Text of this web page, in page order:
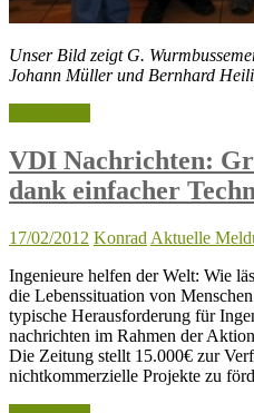
Unser Bild zeigt G.
Johann Müller und Bernhard
VDI Nachrichten:
dank einfacher
17/02/2012 Konrad Aktuelle
Ingenieure helfen der Welt: Wie
die Lebenssituation von
typische Herausforderung für
nachrichten im Rahmen der
Die Zeitung stellt 15.000€ zur
nichtkommerzielle Projekte zu